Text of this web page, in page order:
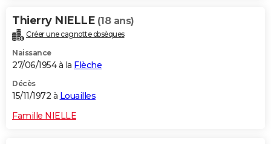
Thierry NIELLE (18 ans)
Créer une cagnotte obsèques
Naissance
27/06/1954 à la Flèche
Décès
15/11/1972 à Louailles
Famille NIELLE